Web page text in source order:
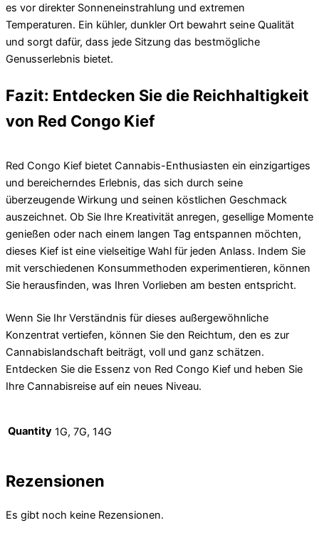
es vor direkter Sonneneinstrahlung und extremen
Temperaturen. Ein kühler, dunkler Ort bewahrt seine Qualität
und sorgt dafür, dass jede Sitzung das bestmögliche
Genusserlebnis bietet.
Fazit: Entdecken Sie die Reichhaltigkeit
von Red Congo Kief
Red Congo Kief bietet Cannabis-Enthusiasten ein einzigartiges
und bereicherndes Erlebnis, das sich durch seine
überzeugende Wirkung und seinen köstlichen Geschmack
auszeichnet. Ob Sie Ihre Kreativität anregen, gesellige Momente
genießen oder nach einem langen Tag entspannen möchten,
dieses Kief ist eine vielseitige Wahl für jeden Anlass. Indem Sie
mit verschiedenen Konsummethoden experimentieren, können
Sie herausfinden, was Ihren Vorlieben am besten entspricht.
Wenn Sie Ihr Verständnis für dieses außergewöhnliche
Konzentrat vertiefen, können Sie den Reichtum, den es zur
Cannabislandschaft beiträgt, voll und ganz schätzen.
Entdecken Sie die Essenz von Red Congo Kief und heben Sie
Ihre Cannabisreise auf ein neues Niveau.
Quantity 1G, 7G, 14G
Rezensionen
Es gibt noch keine Rezensionen.